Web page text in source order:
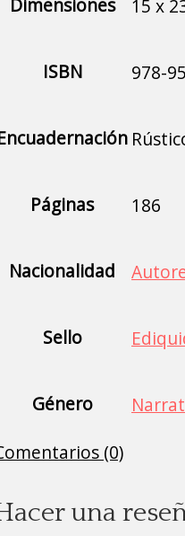
Dimensiones 15 x
ISBN 978-
Páginas 186
Nacionalidad
Sello
Género
(0)
una